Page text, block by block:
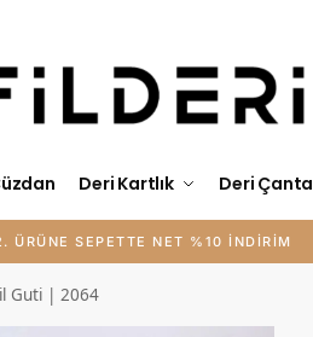
Deri Kartlık Deri Çanta
ÖZEL İSİM BASKISI ÜCRETSİZ
Guti | 2064